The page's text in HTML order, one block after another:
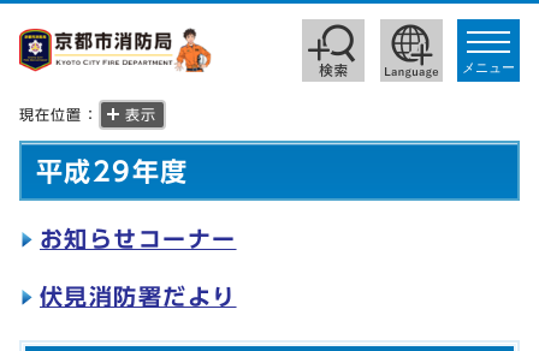
toggle
メニュー
現在位置： 表示
平成29年度
お知らせコーナー
伏見消防署だより